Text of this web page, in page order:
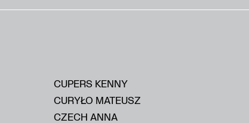
CUPERS KENNY
CURYŁO MATEUSZ
CZECH ANNA